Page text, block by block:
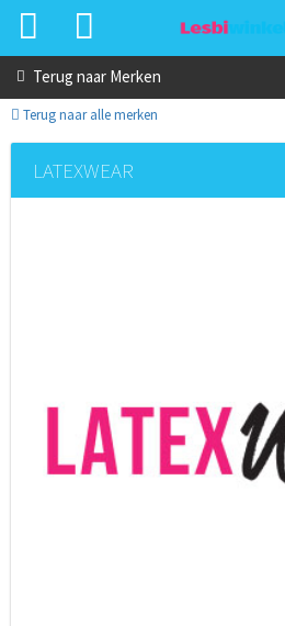
Terug naar Merken
Terug naar alle merken
LATEXWEAR